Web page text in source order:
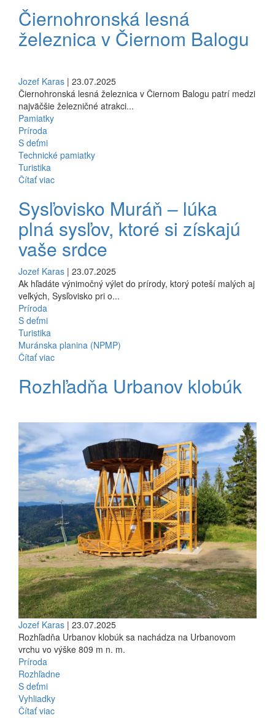
Čiernohronská lesná
železnica v Čiernom Balogu
Jozef Karas | 23.07.2025
Čiernohronská lesná železnica v Čiernom Balogu patrí medzi
najväčšie železničné atrakci...
Pamiatky
Príroda
S deťmi
Technické pamiatky
Turistika
Čítať viac
Sysľovisko Muráň – lúka
plná sysľov, ktoré si získajú
vaše srdce
Jozef Karas | 23.07.2025
Ak hľadáte výnimočný výlet do prírody, ktorý poteší malých aj
veľkých, Sysľovisko pri o...
Príroda
S deťmi
Turistika
Muránska planina (NPMP)
Čítať viac
Rozhľadňa Urbanov klobúk
Jozef Karas | 23.07.2025
Rozhľadňa Urbanov klobúk sa nachádza na Urbanovom
vrchu vo výške 809 m n. m.
Príroda
Rozhľadne
S deťmi
Vyhliadky
Čítať viac